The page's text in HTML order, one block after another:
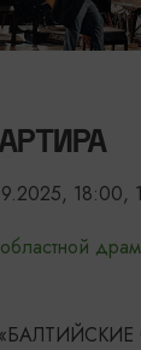
18:00,